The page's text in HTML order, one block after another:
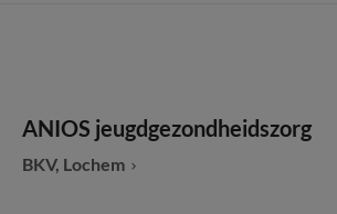
ANIOS jeugdgezondheidszorg
BKV, Lochem